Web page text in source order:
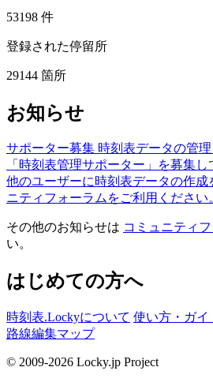
53198 件
登録された停留所
29144 箇所
お知らせ
サポーター募集 時刻表データの管
「時刻表管理サポーター」を募集し
他のユーザーに時刻表データの作成
ニティフォーラムをご利用ください
その他のお知らせは コミュニティ
い。
はじめての方へ
時刻表.Lockyについて 使い方・ガイ
路線編集マップ
© 2009-2026 Locky.jp Project